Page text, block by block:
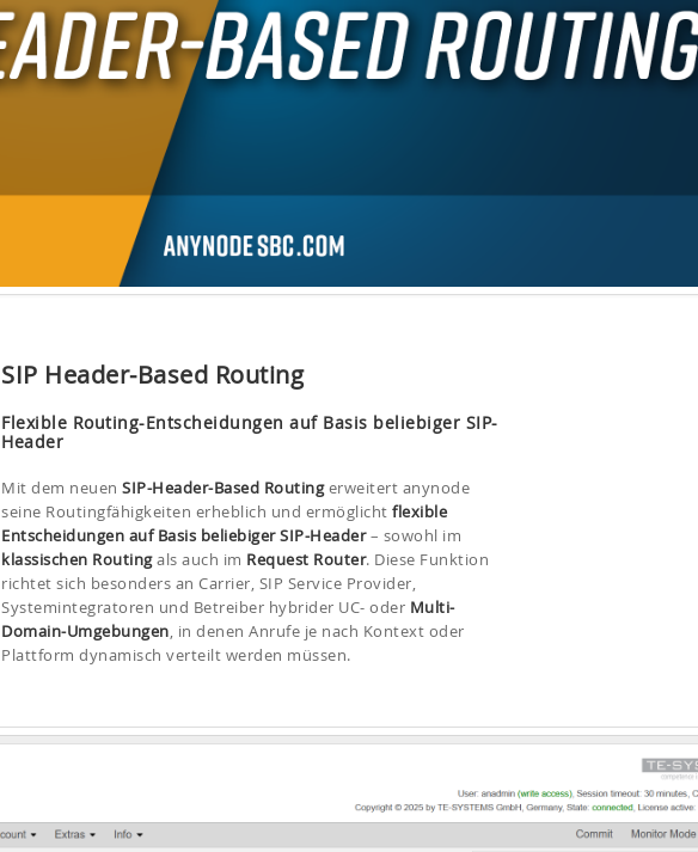
SIP Header-Based Routing
Flexible Routing-Entscheidungen auf Basis beliebiger SIP-
Header
Mit dem neuenSIP-Header-Based Routingerweitert anynode
seine Routingfähigkeiten erheblich und ermöglichtflexible
Entscheidungen auf Basis beliebiger SIP-Header– sowohl im
klassischen Routingals auch im Request Router. Diese Funktion
richtet sich besonders an Carrier, SIP Service Provider,
Systemintegratoren und Betreiber hybrider UC- oder Multi-
Domain-Umgebungen , in denen Anrufe je nach Kontext oder
Plattform dynamisch verteilt werden müssen.